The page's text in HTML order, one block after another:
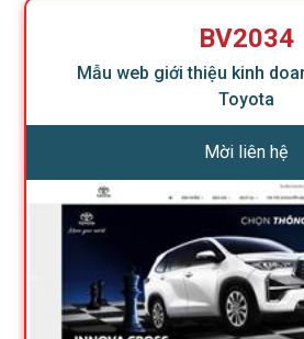
BV2034
Mẫu web giới thiệu kinh
Toyota
Mời liên hệ